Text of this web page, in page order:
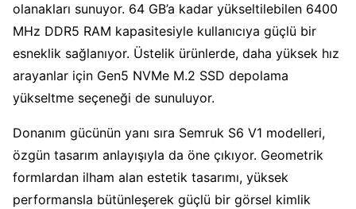
olanakları sunuyor. 64 GB’a kadar yükseltilebilen 6400
MHz DDR5 RAM kapasitesiyle kullanıcıya güçlü bir
esneklik sağlanıyor. Üstelik ürünlerde, daha yüksek hız
arayanlar için Gen5 NVMe M.2 SSD depolama
yükseltme seçeneği de sunuluyor.
Donanım gücünün yanı sıra Semruk S6 V1 modelleri,
özgün tasarım anlayışıyla da öne çıkıyor. Geometrik
formlardan ilham alan estetik tasarımı, yüksek
performansla bütünleşerek güçlü bir görsel kimlik